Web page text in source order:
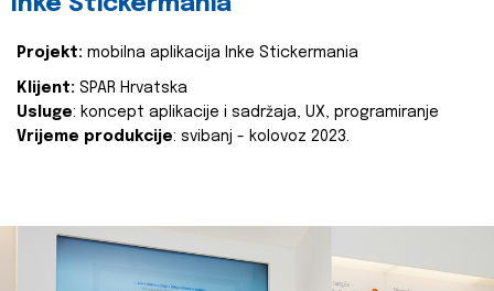
Projekt: mobilna aplikacija Inke Stickermania
Klijent: SPAR Hrvatska
Usluge: koncept aplikacije i sadržaja, UX, programiranje
Vrijeme produkcije: svibanj - kolovoz 2023.